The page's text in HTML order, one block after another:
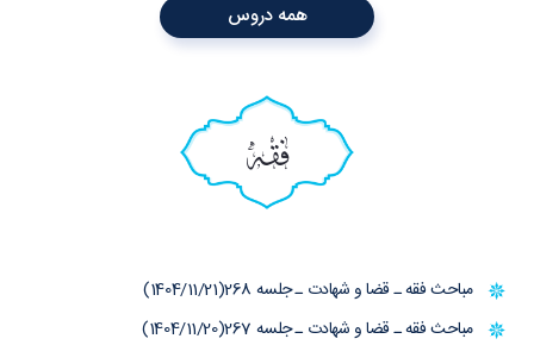
همه دروس
فقه
مباحث فقه ـ قضا و شهادت ـ جلسه 268(1404/11/21)
مباحث فقه ـ قضا و شهادت ـ جلسه 267(1404/11/20)